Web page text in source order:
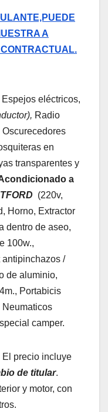
A
eléctricos,
Radio
en
transparentes y
a
(220v,
Horno, Extractor
dentro de aseo,
100w.,
antipinchazos /
de aluminio,
Portabicis
Neumaticos
camper.
El precio incluye
de titular.
y motor, con